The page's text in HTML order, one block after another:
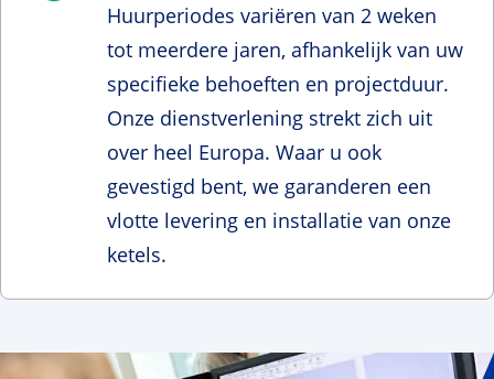
Huurperiodes variëren van 2 weken
tot meerdere jaren, afhankelijk van uw
specifieke behoeften en projectduur.
Onze dienstverlening strekt zich uit
over heel Europa. Waar u ook
gevestigd bent, we garanderen een
vlotte levering en installatie van onze
ketels.